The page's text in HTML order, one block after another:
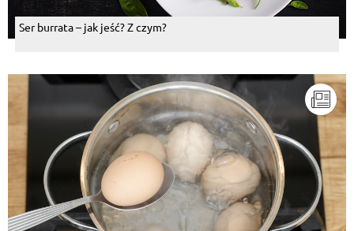
Ser burrata – jak jeść? Z czym?